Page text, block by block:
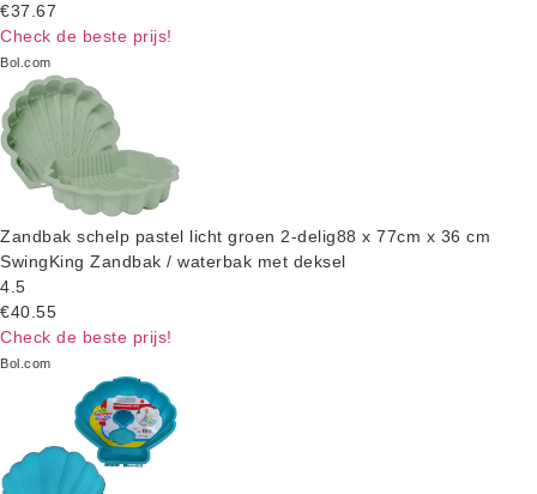
€37.67
Check de beste prijs!
Bol.com
Zandbak schelp pastel licht groen 2-delig88 x 77cm x 36 cm
SwingKing Zandbak / waterbak met deksel
4.5
€40.55
Check de beste prijs!
Bol.com